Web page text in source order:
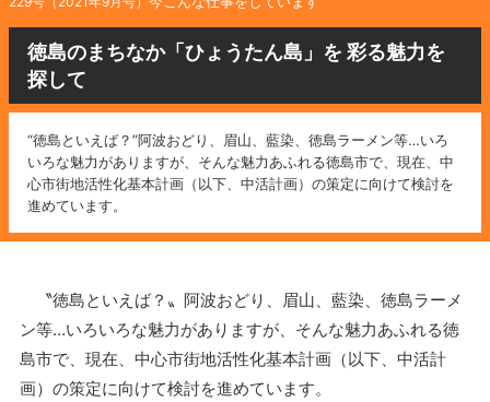
徳島のまちなか「ひょうたん島」を 彩る魅力を
探して
“徳島といえば？”阿波おどり、眉山、藍染、徳島ラーメン等…いろ
いろな魅力がありますが、そんな魅力あふれる徳島市で、現在、中
心市街地活性化基本計画（以下、中活計画）の策定に向けて検討を
進めています。
〝徳島といえば？〟阿波おどり、眉山、藍染、徳島ラーメ
ン等…いろいろな魅力がありますが、そんな魅力あふれる徳
島市で、現在、中心市街地活性化基本計画（以下、中活計
画）の策定に向けて検討を進めています。